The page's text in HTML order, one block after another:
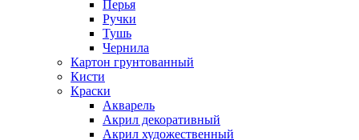
Перья
Ручки
Тушь
Чернила
Картон грунтованный
Кисти
Краски
Акварель
Акрил декоративный
Акрил художественный